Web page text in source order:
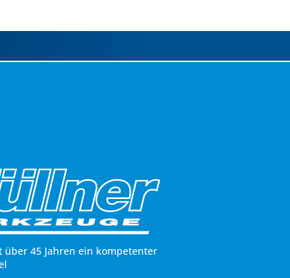
45 Jahren ein kompetenter